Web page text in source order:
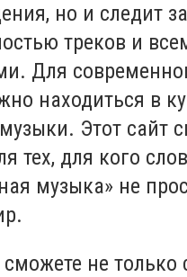
но и следит за
треков и
Для
находиться в
Этот сайт
тех, для кого
музыка» не
не только